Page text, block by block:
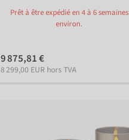
Prêt à être expédié en 4 à 6 semaines
environ.
9 875,81 €
8 299,00 EUR hors TVA